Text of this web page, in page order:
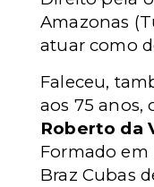
Amazonas
atuar como
Faleceu,
aos 75
Roberto da
Formado
Braz Cubas